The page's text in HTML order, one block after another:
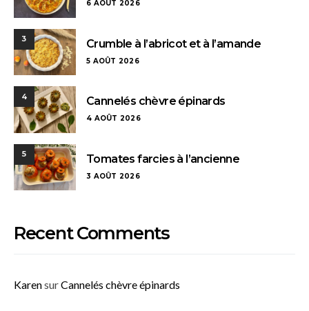
6 AOÛT 2026
3 Crumble à l’abricot et à l’amande
5 AOÛT 2026
4 Cannelés chèvre épinards
4 AOÛT 2026
5 Tomates farcies à l’ancienne
3 AOÛT 2026
Recent Comments
KarensurCannelés chèvre épinards